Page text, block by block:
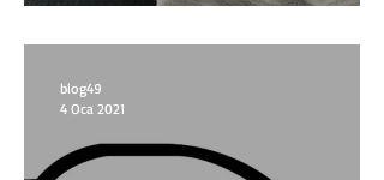
blog49
4 Oca 2021